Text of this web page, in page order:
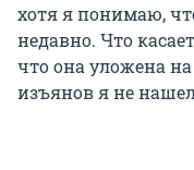
хотя я понимаю,
недавно. Что
что она уложена
изъянов я не